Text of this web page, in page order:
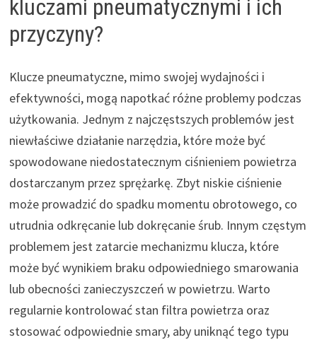
kluczami pneumatycznymi i ich
przyczyny?
Klucze pneumatyczne, mimo swojej wydajności i
efektywności, mogą napotkać różne problemy podczas
użytkowania. Jednym z najczęstszych problemów jest
niewłaściwe działanie narzędzia, które może być
spowodowane niedostatecznym ciśnieniem powietrza
dostarczanym przez sprężarkę. Zbyt niskie ciśnienie
może prowadzić do spadku momentu obrotowego, co
utrudnia odkręcanie lub dokręcanie śrub. Innym częstym
problemem jest zatarcie mechanizmu klucza, które
może być wynikiem braku odpowiedniego smarowania
lub obecności zanieczyszczeń w powietrzu. Warto
regularnie kontrolować stan filtra powietrza oraz
stosować odpowiednie smary, aby uniknąć tego typu